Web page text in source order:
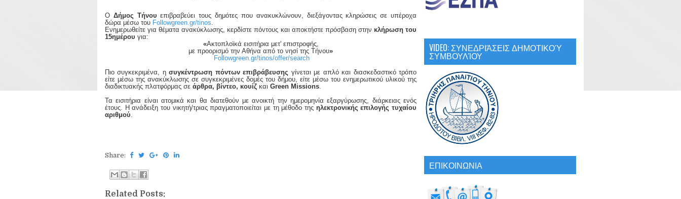
Ο Δήμος Τήνου επιβραβεύει τους δημότες που ανακυκλώνουν, διεξάγοντας κληρώσεις σε υπέροχα
δώρα μέσω του Followgreen.gr/tinos.
Ενημερωθείτε για θέματα ανακύκλωσης, κερδίστε πόντους και αποκτήστε πρόσβαση στην κλήρωση του
15ημέρου για:
«Ακτοπλοϊκά εισιτήρια μετ' επιστροφής,
με προορισμό την Αθήνα από το νησί της Τήνου»
Followgreen.gr/tinos/offer/search
Πιο συγκεκριμένα, ησυγκέντρωση πόντων επιβράβευσης γίνεται με απλό και διασκεδαστικό τρόπο
είτε μέσω της ανακύκλωσης σε συγκεκριμένες δομές του δήμου, είτε μέσω του ενημερωτικού υλικού της
διαδικτυακής πλατφόρμας σε άρθρα, βίντεο, κουίζ και Green Missions.
Τα εισιτήρια είναι ατομικά και θα διατεθούν με ανοικτή την ημερομηνία εξαργύρωσης, διάρκειας ενός
έτους. Η ανάδειξη του νικητή/τριας πραγματοποιείται με τη μέθοδο της ηλεκτρονικής επιλογής τυχαίου
αριθμού.
Share:
Related Posts:
VIDEO: ΣΥΝΕΔΡΙΆΣΕΙΣ ΔΗΜΟΤΙΚΟΎ
ΣΥΜΒΟΥΛΊΟΥ
ΕΠΙΚΟΙΝΩΝΙΑ